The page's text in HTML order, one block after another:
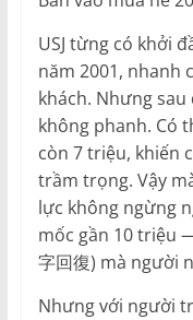
USJ từng có khởi
năm 2001, nhanh
khách. Nhưng
không phanh. Có
còn 7 triệu, khiến
trầm trọng. Vậy
lực không ngừng
mốc gần 10 triệu
字回復) mà người
Nhưng với người